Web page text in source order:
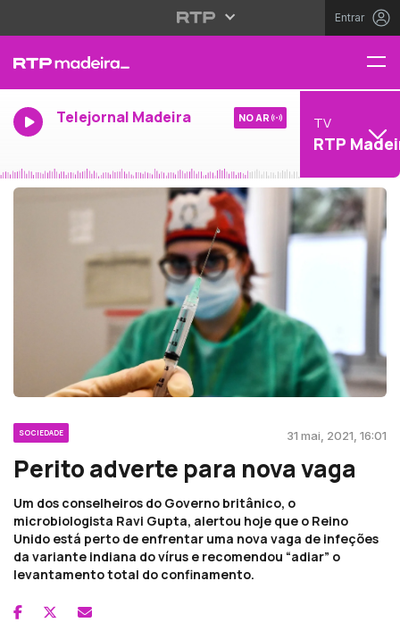
Entrar
Telejornal Madeira NO AR TV
RTP
SOCIEDADE 31 mai, 2021, 16:01
Perito adverte para nova vaga
Um dos conselheiros do Governo britânico, o
microbiologista Ravi Gupta, alertou hoje que o Reino
Unido está perto de enfrentar uma nova vaga de infeções
da variante indiana do vírus e recomendou “adiar” o
levantamento total do confinamento.